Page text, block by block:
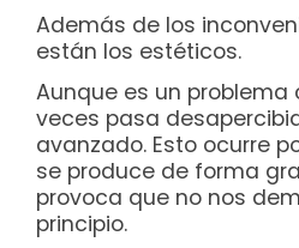
Además de los
están los estéticos.
Aunque es un problema
veces pasa
avanzado. Esto ocurre
se produce de forma
provoca que no nos
principio.